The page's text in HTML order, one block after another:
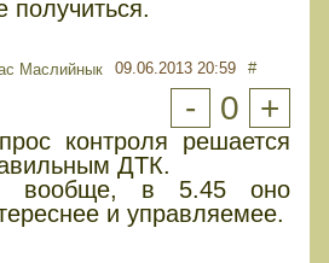
получиться.
Маслийнык 09.06.2013 20:59 #
- 0 +
контроля решается
ДТК.
вообще, в 5.45 оно
и управляемее.